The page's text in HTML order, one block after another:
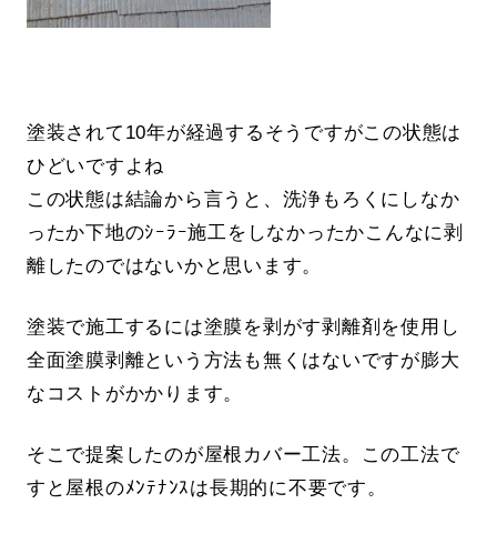
塗装されて10年が経過するそうですがこの状態は
ひどいですよね
この状態は結論から言うと、洗浄もろくにしなか
ったか下地のｼｰﾗｰ施工をしなかったかこんなに剥
離したのではないかと思います。
塗装で施工するには塗膜を剥がす剥離剤を使用し
全面塗膜剥離という方法も無くはないですが膨大
なコストがかかります。
そこで提案したのが屋根カバー工法。この工法で
すと屋根のﾒﾝﾃﾅﾝｽは長期的に不要です。